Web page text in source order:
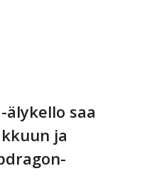
älykello saa
ja